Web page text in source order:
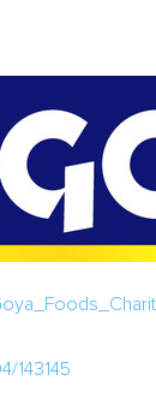
143145